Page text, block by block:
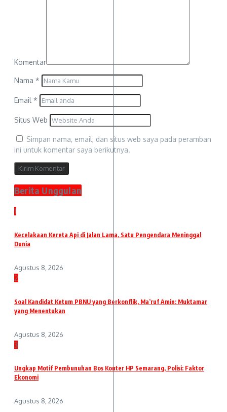
Komentar
Nama *
Email *
Situs Web
Simpan nama, email, dan situs web saya pada peramban
ini untuk komentar saya berikutnya.
Berita Unggulan
1
Kecelakaan Kereta Api di Jalan Lama, Satu Pengendara Meninggal
Dunia
Agustus 8, 2026
2
Soal Kandidat Ketum PBNU yang Berkonflik, Ma’ruf Amin: Muktamar
yang Menentukan
Agustus 8, 2026
3
Ungkap Motif Pembunuhan Bos Konter HP Semarang, Polisi: Faktor
Ekonomi
Agustus 8, 2026